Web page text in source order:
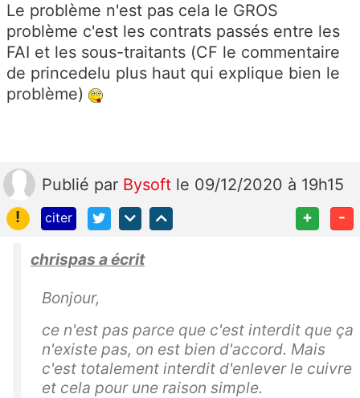
Le problème n'est pas cela le GROS
problème c'est les contrats passés entre les
FAI et les sous-traitants (CF le commentaire
de princedelu plus haut qui explique bien le
problème)
Publié par Bysoft le 09/12/2020 à 19h15
!
citer + -
chrispas a écrit
Bonjour,
ce n'est pas parce que c'est interdit que ça
n'existe pas, on est bien d'accord. Mais
c'est totalement interdit d'enlever le cuivre
et cela pour une raison simple.